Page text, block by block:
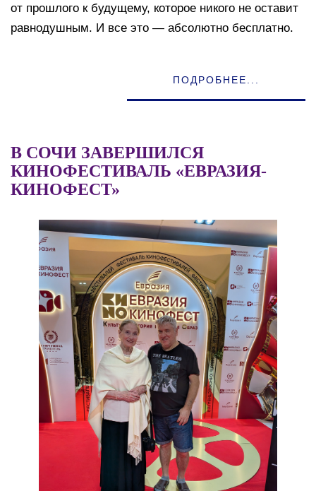
от прошлого к будущему, которое никого не оставит
равнодушным. И все это — абсолютно бесплатно.
ПОДРОБНЕЕ...
В СОЧИ ЗАВЕРШИЛСЯ
КИНОФЕСТИВАЛЬ «ЕВРАЗИЯ-
КИНОФЕСТ»